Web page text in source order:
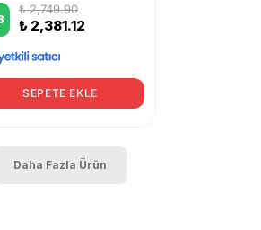
₺ 2,749.90
₺ 2,381.12
SEPETE EKLE
Daha Fazla Ürün